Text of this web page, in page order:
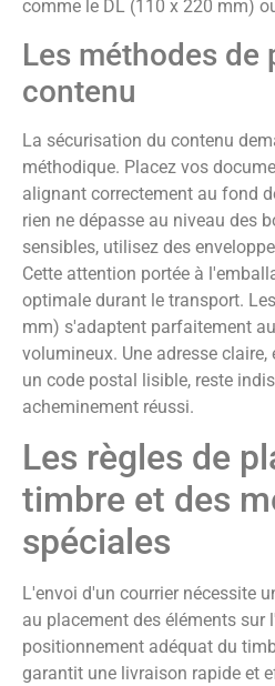
comme le DL (110 x 220 mm)
Les méthodes de
contenu
La sécurisation du contenu
méthodique. Placez vos
alignant correctement au fond
rien ne dépasse au niveau des
sensibles, utilisez des
Cette attention portée à
optimale durant le transport.
mm) s'adaptent parfaitement
volumineux. Une adresse claire,
un code postal lisible, reste
acheminement réussi.
Les règles de
timbre et des
spéciales
L'envoi d'un courrier nécessite
au placement des éléments sur
positionnement adéquat du
garantit une livraison rapide et